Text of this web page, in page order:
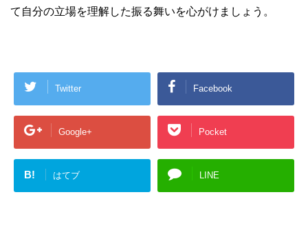
て自分の立場を理解した振る舞いを心がけましょう。
Twitter Facebook
Google+ Pocket
B! はてブ LINE